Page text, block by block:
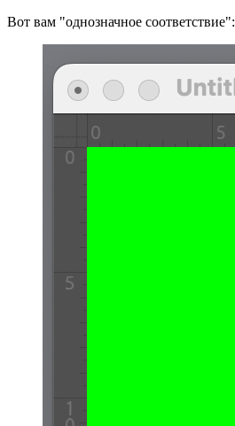
Вот вам "однозначное соответствие":